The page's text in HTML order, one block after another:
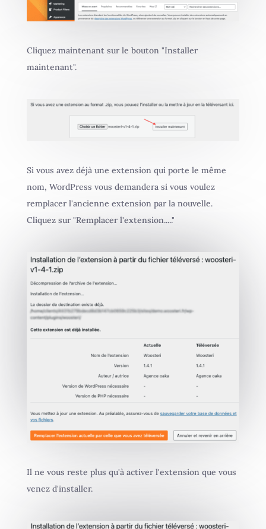
Cliquez maintenant sur le bouton "Installer
maintenant".
Si vous avez déjà une extension qui porte le même
nom, WordPress vous demandera si vous voulez
remplacer l'ancienne extension par la nouvelle.
Cliquez sur "Remplacer l'extension....."
Il ne vous reste plus qu'à activer l'extension que vous
venez d'installer.